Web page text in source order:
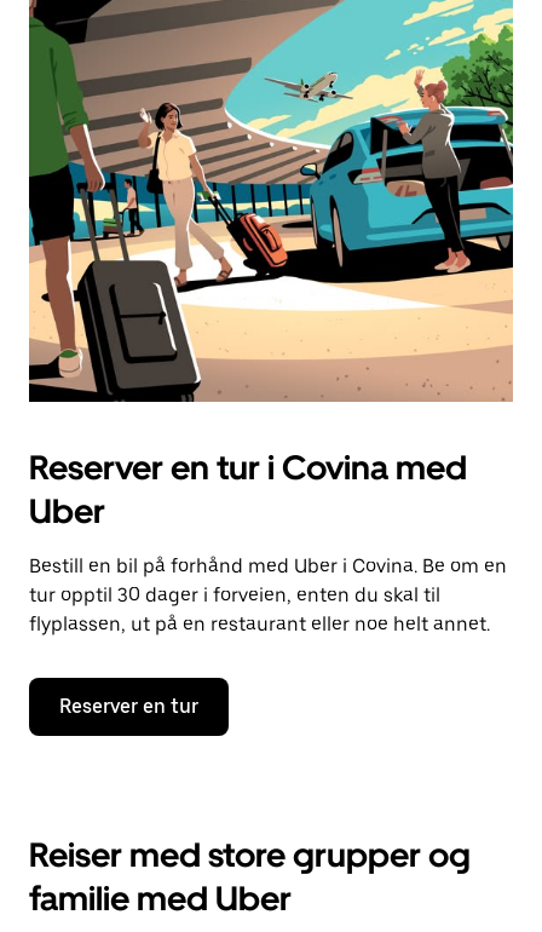
Reserver en tur i Covina med
Uber
Bestill en bil på forhånd med Uber i Covina. Be om en
tur opptil 30 dager i forveien, enten du skal til
flyplassen, ut på en restaurant eller noe helt annet.
Reserver en tur
Reiser med store grupper og
familie med Uber